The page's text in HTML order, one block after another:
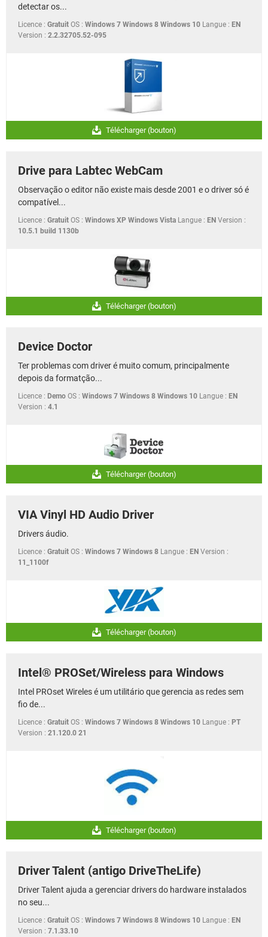
detectar os...
Licence : Gratuit OS : Windows 7 Windows 8 Windows 10 Langue : EN
Version : 2.2.32705.52-095
Télécharger (bouton)
Drive para Labtec WebCam
Observação o editor não existe mais desde 2001 e o driver só é
compatível...
Licence : Gratuit OS : Windows XP Windows Vista Langue : EN Version :
10.5.1 build 1130b
Télécharger (bouton)
Device Doctor
Ter problemas com driver é muito comum, principalmente
depois da formatção...
Licence : Demo OS : Windows 7 Windows 8 Windows 10 Langue : EN
Version : 4.1
Télécharger (bouton)
VIA Vinyl HD Audio Driver
Drivers áudio.
Licence : Gratuit OS : Windows 7 Windows 8 Langue : EN Version :
11_1100f
Télécharger (bouton)
Intel® PROSet/Wireless para Windows
Intel PROset Wireles é um utilitário que gerencia as redes sem
fio de...
Licence : Gratuit OS : Windows 7 Windows 8 Windows 10 Langue : PT
Version : 21.120.0 21
Télécharger (bouton)
Driver Talent (antigo DriveTheLife)
Driver Talent ajuda a gerenciar drivers do hardware instalados
no seu...
Licence : Gratuit OS : Windows 7 Windows 8 Windows 10 Langue : EN
Version : 7.1.33.10